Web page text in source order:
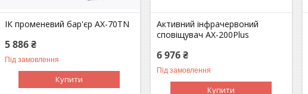
ІК променевий бар'єр AX-70TN
5 886 ₴
Під замовлення
Купити
Активний інфрачервоний
сповіщувач AX-200Plus
6 976 ₴
Під замовлення
Купити